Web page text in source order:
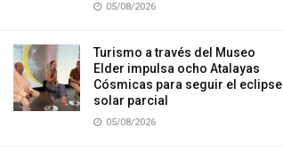
05/08/2026
Turismo a través del Museo
Elder impulsa ocho Atalayas
Cósmicas para seguir el eclipse
solar parcial
05/08/2026